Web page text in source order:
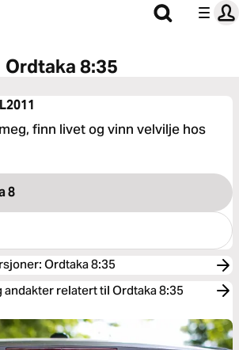
Ordtaka 8:35
finn livet og vinn velvilje hos
8
: Ordtaka 8:35
andakter relatert til Ordtaka 8:35